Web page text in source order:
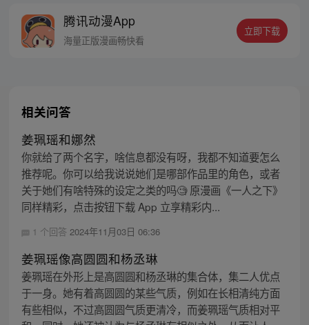
密，张楚岚的生活被彻底颠覆，与冯宝宝一
同踏上“异人”之旅。
腾讯动漫App
海量正版漫画畅快看
立即下载
相关问答
姜珮瑶和娜然
你就给了两个名字，啥信息都没有呀，我都不知道要怎么
推荐呢。你可以给我说说她们是哪部作品里的角色，或者
关于她们有啥特殊的设定之类的吗🧐 原漫画《一人之下》
同样精彩，点击按钮下载 App 立享精彩内...
1 个回答 2024年11月03日 06:36
姜珮瑶像高圆圆和杨丞琳
姜珮瑶在外形上是高圆圆和杨丞琳的集合体，集二人优点
于一身。她有着高圆圆的某些气质，例如在长相清纯方面
有些相似，不过高圆圆气质更清冷，而姜珮瑶气质相对平